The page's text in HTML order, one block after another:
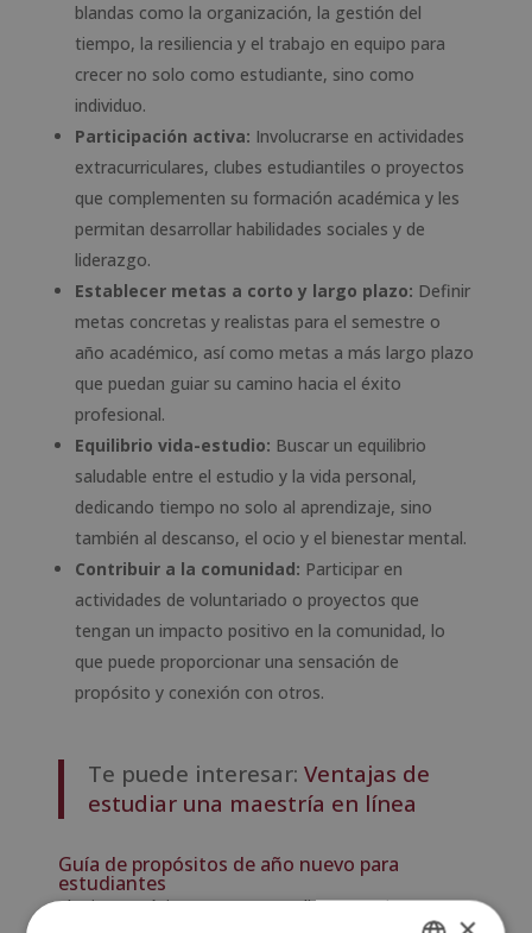
blandas como la organización, la gestión del
tiempo, la resiliencia y el trabajo en equipo para
crecer no solo como estudiante, sino como
individuo.
Participación activa: Involucrarse en actividades
extracurriculares, clubes estudiantiles o proyectos
que complementen su formación académica y les
permitan desarrollar habilidades sociales y de
liderazgo.
Establecer metas a corto y largo plazo: Definir
metas concretas y realistas para el semestre o
año académico, así como metas a más largo plazo
que puedan guiar su camino hacia el éxito
profesional.
Equilibrio vida-estudio: Buscar un equilibrio
saludable entre el estudio y la vida personal,
dedicando tiempo no solo al aprendizaje, sino
también al descanso, el ocio y el bienestar mental.
Contribuir a la comunidad: Participar en
actividades de voluntariado o proyectos que
tengan un impacto positivo en la comunidad, lo
que puede proporcionar una sensación de
propósito y conexión con otros.
Te puede interesar: Ventajas de
estudiar una maestría en línea
Guía de propósitos de año nuevo para
estudiantes
Elegir propósitos como estudiante es importante